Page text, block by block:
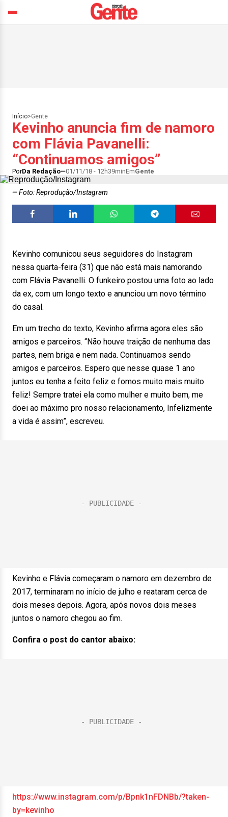
Início>Gente
Kevinho anuncia fim de namoro
com Flávia Pavanelli:
“Continuamos amigos”
PorDa Redação 01/11/18 - 12h39minEmGente
Foto: Reprodução/Instagram
Kevinho comunicou seus seguidores do Instagram
nessa quarta-feira (31) que não está mais namorando
com Flávia Pavanelli. O funkeiro postou uma foto ao lado
da ex, com um longo texto e anunciou um novo término
do casal.
Em um trecho do texto, Kevinho afirma agora eles são
amigos e parceiros. “Não houve traição de nenhuma das
partes, nem briga e nem nada. Continuamos sendo
amigos e parceiros. Espero que nesse quase 1 ano
juntos eu tenha a feito feliz e fomos muito mais muito
feliz! Sempre tratei ela como mulher e muito bem, me
doei ao máximo pro nosso relacionamento, Infelizmente
a vida é assim”, escreveu.
Kevinho e Flávia começaram o namoro em dezembro de
2017, terminaram no início de julho e reataram cerca de
dois meses depois. Agora, após novos dois meses
juntos o namoro chegou ao fim.
Confira o post do cantor abaixo:
https://www.instagram.com/p/Bpnk1nFDNBb/?taken-
by=kevinho